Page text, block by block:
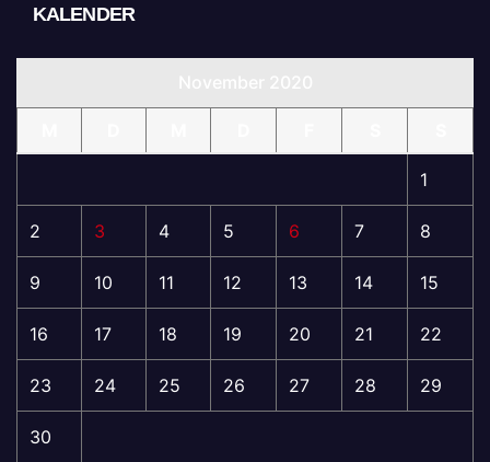
KALENDER
1
2 3 4 5 6 7 8
9 10 11 12 13 14 15
16 17 18 19 20 21 22
23 24 25 26 27 28 29
30